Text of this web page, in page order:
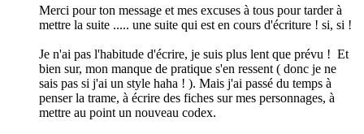
Merci pour ton message et mes excuses à tous pour tarder à
mettre la suite ..... une suite qui est en cours d'écriture ! si, si !
Je n'ai pas l'habitude d'écrire, je suis plus lent que prévu ! Et
bien sur, mon manque de pratique s'en ressent ( donc je ne
sais pas si j'ai un style haha ! ). Mais j'ai passé du temps à
penser la trame, à écrire des fiches sur mes personnages, à
mettre au point un nouveau codex.